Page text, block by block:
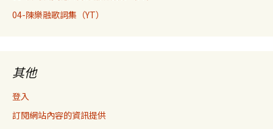
04-陳樂融歌詞集（YT）
其他
登入
訂閱網站內容的資訊提供